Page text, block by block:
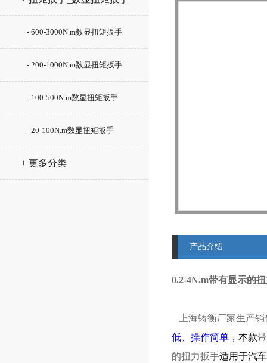
- 600-3000N.m数显扭矩扳手
- 200-1000N.m数显扭矩扳手
- 100-500N.m数显扭矩扳手
- 20-100N.m数显扭矩扳手
+ 更多分类
产品介绍
0.2-4N.m带有显示的
上海铸衡厂家生产销
低、操作简单， 本款
的扭力扳手适用于汽